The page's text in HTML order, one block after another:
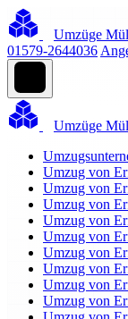
Umzüge
01579-2644036
Umzüge
Umzug von
Umzug von
Umzug von
Umzug von
Umzug von
Umzug von
Umzug von
Umzug von
Umzug von